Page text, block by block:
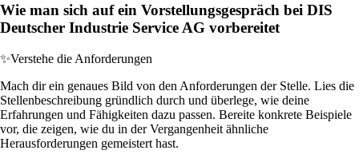
Wie man sich auf ein Vorstellungsgespräch bei DIS
Deutscher Industrie Service AG vorbereitet
✨Verstehe die Anforderungen
Mach dir ein genaues Bild von den Anforderungen der Stelle. Lies die
Stellenbeschreibung gründlich durch und überlege, wie deine
Erfahrungen und Fähigkeiten dazu passen. Bereite konkrete Beispiele
vor, die zeigen, wie du in der Vergangenheit ähnliche
Herausforderungen gemeistert hast.